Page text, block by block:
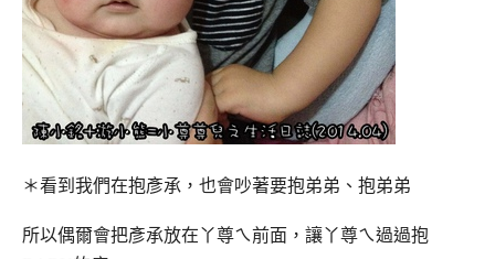
＊看到我們在抱彥承，也會吵著要抱弟弟、抱弟弟
所以偶爾會把彥承放在丫尊ㄟ前面，讓丫尊ㄟ過過抱